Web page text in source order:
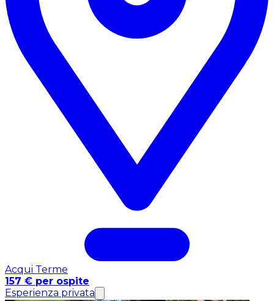
Acqui Terme
157 € per ospite
Esperienza privata